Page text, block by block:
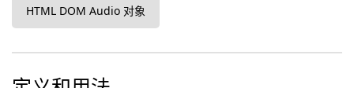
HTML DOM Audio 对象